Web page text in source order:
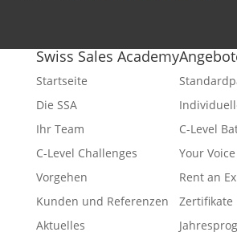
Swiss Sales Academy
Startseite
Die SSA
Ihr Team
C-Level Challenges
Vorgehen
Kunden und Referenzen
Aktuelles
C-Level
Your Voice
Rent an
Zertifikate